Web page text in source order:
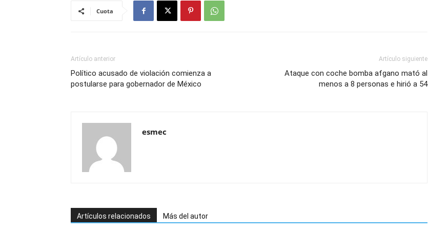
Cuota
Artículo anterior
Político acusado de violación comienza a
postularse para gobernador de México
Artículo siguiente
Ataque con coche bomba afgano mató al
menos a 8 personas e hirió a 54
esmec
Artículos relacionados Más del autor